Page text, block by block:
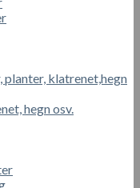
klatrenet,hegn
hegn osv.